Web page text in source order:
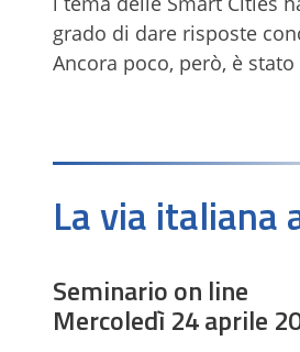
grado di dare risposte
Ancora poco, però, è
La via italiana
Seminario on line
Mercoledì 24 aprile